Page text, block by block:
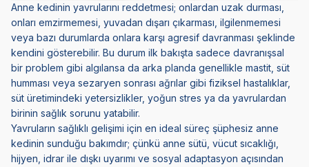
Anne kedinin yavrularını reddetmesi; onlardan uzak durması,
onları emzirmemesi, yuvadan dışarı çıkarması, ilgilenmemesi
veya bazı durumlarda onlara karşı agresif davranması şeklinde
kendini gösterebilir. Bu durum ilk bakışta sadece davranışsal
bir problem gibi algılansa da arka planda genellikle mastit , süt
humması veya sezaryen sonrası ağrılar gibi fiziksel hastalıklar,
süt üretimindeki yetersizlikler, yoğun stres ya da yavrulardan
birinin sağlık sorunu yatabilir.
Yavruların sağlıklı gelişimi için en ideal süreç şüphesiz anne
kedinin sunduğu bakımdır; çünkü anne sütü, vücut sıcaklığı,
hijyen, idrar ile dışkı uyarımı ve sosyal adaptasyon açısından